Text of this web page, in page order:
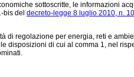
sottoscritte, le informazioni
bis del decreto-legge 8 luglio 2010, n.
regolazione per energia, reti e
di cui al comma 1, nel